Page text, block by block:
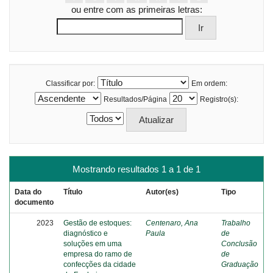
ou entre com as primeiras letras:
Classificar por:
Em ordem:
Resultados/Página
Registro(s):
Mostrando resultados 1 a 1 de 1
Data do
documento
Título Autor(es) Tipo
2023
Gestão de estoques:
diagnóstico e
soluções em uma
empresa do ramo de
confecções da cidade
Centenaro, Ana
Paula
Trabalho
de
Conclusão
de
Graduação